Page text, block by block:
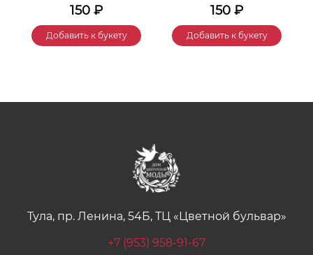
150 ₽
Добавить к букету
150 ₽
Добавить к букету
Тула, пр. Ленина, 54Б, ТЦ «Цветной бульвар»
+7 (953) 958-91-67